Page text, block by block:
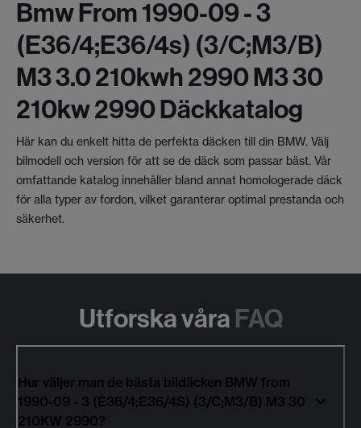
Bmw From 1990-09 - 3
(e36/4;e36/4s) (3/c;m3/b)
M3 3.0 210kwh 2990 M3 30
210kw 2990 Däckkatalog
Här kan du enkelt hitta de perfekta däcken till din BMW. Välj
bilmodell och version för att se de däck som passar bäst. Vår
omfattande katalog innehåller bland annat homologerade däck
för alla typer av fordon, vilket garanterar optimal prestanda och
säkerhet.
Utforska våra FAQ
Hur väljer man de bästa bildäcken BMW from
1990-09 - 3 (E36/4;E36/4S) (3/C;M3/B) M3 30
210KW 2990?